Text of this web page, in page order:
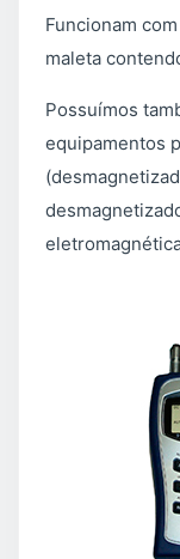
Funcionam
maleta
Possuímos
equipamentos